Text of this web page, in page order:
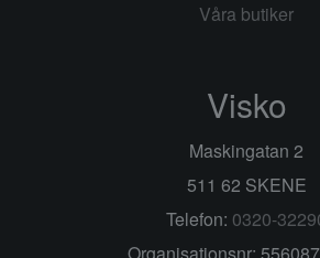
Våra butiker
Visko
Maskingatan 2
511 62 SKENE
Telefon: 0320-